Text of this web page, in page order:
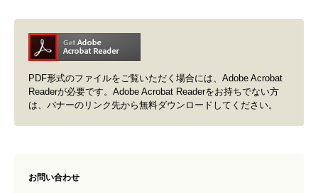
PDF形式のファイルをご覧いただく場合には、Adobe Acrobat
Readerが必要です。Adobe Acrobat Readerをお持ちでない方
は、バナーのリンク先から無料ダウンロードしてください。
お問い合わせ